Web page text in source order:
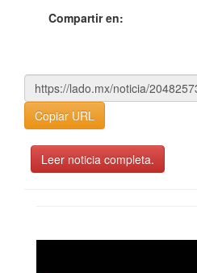
Compartir en:
Copiar URL
Leer noticia completa.